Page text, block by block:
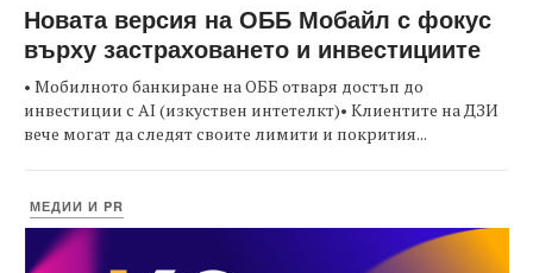
Новата версия на ОББ Мобайл с фокус
върху застраховането и инвестициите
• Мобилното банкиране на ОББ отваря достъп до
инвестиции с AI (изкуствен интетелкт)• Клиентите на ДЗИ
вече могат да следят своите лимити и покрития...
МЕДИИ И PR